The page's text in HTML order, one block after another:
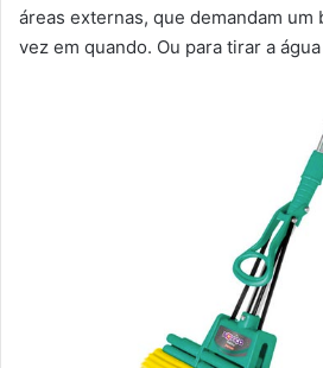
áreas externas, que demandam um
vez em quando. Ou para tirar a